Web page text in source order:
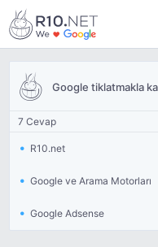
Google tiklatmakla
7 Cevap
R10.net
Google ve Arama Motorları
Google Adsense